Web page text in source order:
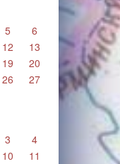
5
6
12
13
19
20
26
27
3
4
10
11